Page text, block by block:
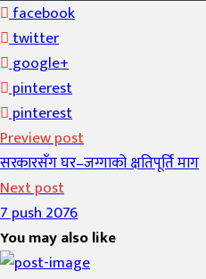
facebook
twitter
google+
pinterest
pinterest
Preview post
सरकारसँग घर–जग्गाको क्षतिपूर्ति माग
Next post
7 push 2076
You may also like